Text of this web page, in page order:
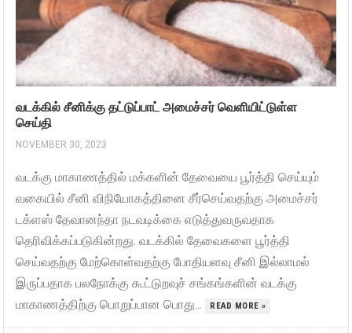
வடக்கில் சீனிக்கு தட்டுப்பாட் அமைச்சர் வெளியிட்டுள்ள
செய்தி
NOVEMBER 30, 2023
வடக்கு மாகாணத்தில் மக்களின் தேவையை பூர்த்தி செய்யும்
வகையில் சீனி விநியோகத்தினை சீர்செய்வதற்கு அமைச்சர்
டக்ளஸ் தேவானந்தா நடவடிக்கை எடுத்துவருவதாக
தெரிவிக்கப்படுகின்றது. வடக்கில் தேவைகளை பூர்த்தி
செய்வதற்கு மேற்கொள்வதற்கு போதியளவு சீனி இல்லாமல்
இருப்பதாக பலநோக்கு கூட்டுறவுச் சங்கங்களின் வடக்கு
மாகாணத்திற்கு பொறுப்பான பொது...
READ MORE »